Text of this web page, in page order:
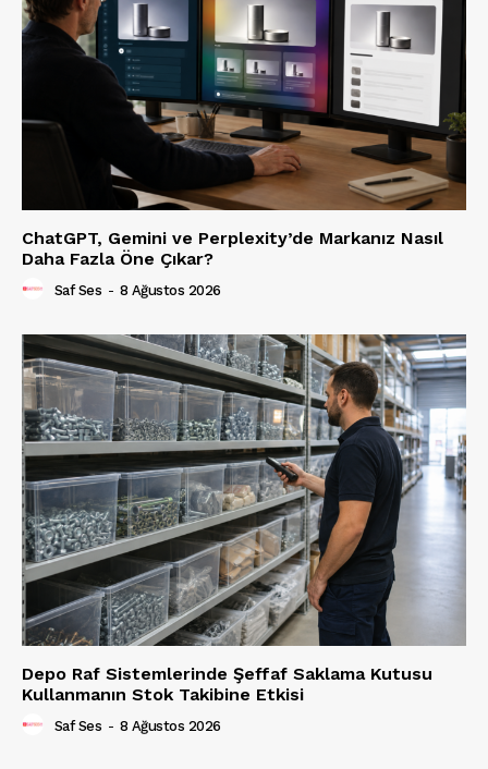
ChatGPT, Gemini ve Perplexity’de Markanız Nasıl
Daha Fazla Öne Çıkar?
Saf Ses - 8 Ağustos 2026
Depo Raf Sistemlerinde Şeffaf Saklama Kutusu
Kullanmanın Stok Takibine Etkisi
Saf Ses - 8 Ağustos 2026